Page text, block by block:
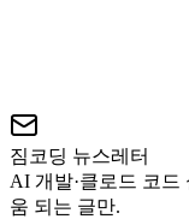
짐코딩 뉴스레터
AI 개발·클로드 코드
움 되는 글만.